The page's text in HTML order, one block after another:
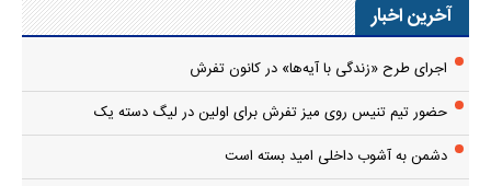
آخرین اخبار
اجرای طرح «زندگی با آیه‌ها» در کانون تفرش
حضور تیم تنیس روی میز تفرش برای اولین در لیگ دسته یک
دشمن به آشوب داخلی امید بسته است